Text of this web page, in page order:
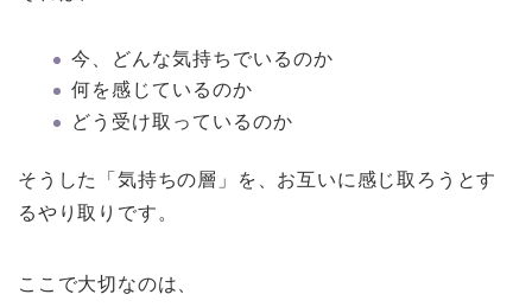
今、どんな気持ちでいるのか
何を感じているのか
どう受け取っているのか
そうした「気持ちの層」を、お互いに感じ取ろうとす
るやり取りです。
ここで大切なのは、